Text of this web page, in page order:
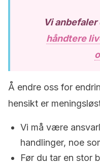
Vi anbefaler
håndtere
Å endre oss for
hensikt er
Vi må være
handlinger, noe
Før du tar en stor